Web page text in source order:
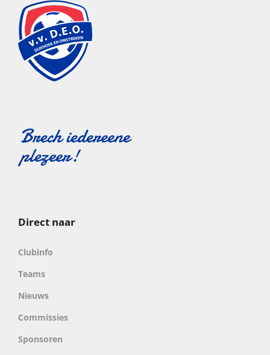
Direct naar
Clubinfo
Teams
Nieuws
Commissies
Sponsoren